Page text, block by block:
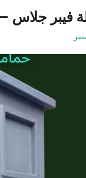
فيبر جلاس